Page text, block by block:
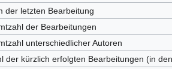
der letzten Bearbeitung
der Bearbeitungen
unterschiedlicher Autoren
der kürzlich erfolgten Bearbeitungen (in